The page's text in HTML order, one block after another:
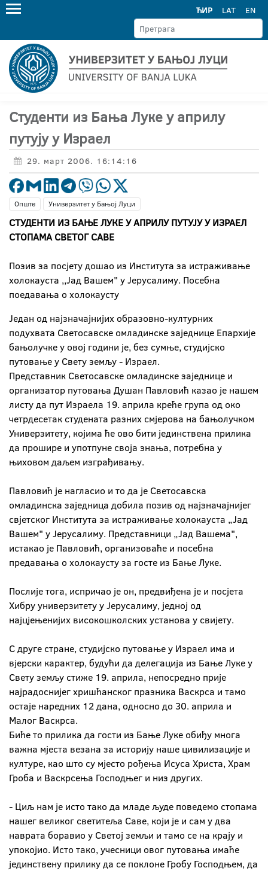
ЋИР LAT EN
Студенти из Бања Луке у априлу
путују у Израел
29. март 2006. 16:14:16
Опште Универзитет у Бањој Луци
СТУДЕНТИ ИЗ БАЊЕ ЛУКЕ У АПРИЛУ ПУТУЈУ У ИЗРАЕЛ
СТОПАМА СВЕТОГ САВЕ
Позив за посјету дошао из Института за истраживање
холокауста ,,Јад Вашем" у Јерусалиму. Посебна
поедавања о холокаусту
Један од најзначајнијих образовно-културних
подухвата Светосавске омладинске заједнице Епархије
бањолучке у овој години је, без сумње, студијско
путовање у Свету земљу - Израел.
Представник Светосавске омладинске заједнице и
организатор путовања Душан Павловић казао је нашем
листу да пут Израела 19. априла креће група од око
четрдесетак студената разних смјерова на бањолучком
Универзитету, којима ће ово бити јединствена прилика
да прошире и употпуне своја знања, потребна у
њиховом даљем изграђивању.
Павловић је нагласио и то да је Светосавска
омладинска заједница добила позив од најзначајнијег
свјетског Института за истраживање холокауста „Јад
Вашем" у Јерусалиму. Представници „Јад Вашема",
истакао је Павловић, организоваће и посебна
предавања о холокаусту за госте из Бање Луке.
Послије тога, испричао је он, предвиђена је и посјета
Хибру универзитету у Јерусалиму, једној од
најцјењенијих високошколских установа у свијету.
С друге стране, студијско путовање у Израел има и
вјерски карактер, будући да делегација из Бање Луке у
Свету земљу стиже 19. априла, непосредно прије
најрадоснијег хришћанског празника Васкрса и тамо
остаје наредних 12 дана, односно до 30. априла и
Малог Васкрса.
Биће то прилика да гости из Бање Луке обиђу многа
важна мјеста везана за историју наше цивилизације и
културе, као што су мјесто рођења Исуса Христа, Храм
Гроба и Васкрсења Господњег и низ других.
- Циљ нам је исто тако да младе људе поведемо стопама
нашег великог светитеља Саве, који је и сам у два
наврата боравио у Светој земљи и тамо се на крају и
упокојио. Исто тако, учесници овог путовања имаће
јединствену прилику да се поклоне Гробу Господњем, да